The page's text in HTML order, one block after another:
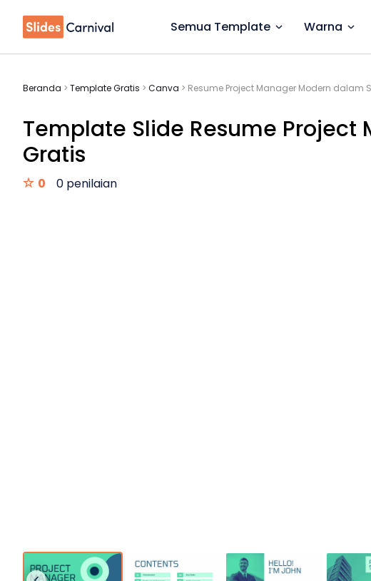
Semua Template Warna
Beranda > Template Gratis > Canva > Resume Project Manager Modern dalam
Template Slide Resume Project
Gratis
0 0 penilaian